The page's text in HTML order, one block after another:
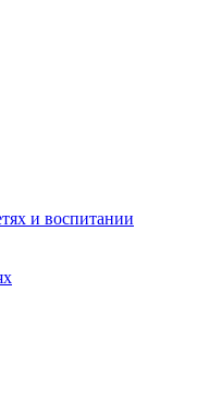
и воспитании